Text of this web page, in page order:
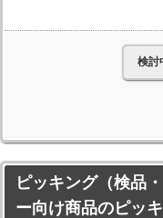
検討
ピッキング（検品
ー向け商品のピッ